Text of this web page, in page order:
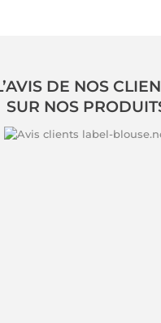
DE NOS
SUR NOS